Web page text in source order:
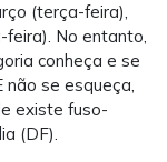
(terça-feira),
No entanto,
conheça e se
não se esqueça,
existe fuso-
(DF).